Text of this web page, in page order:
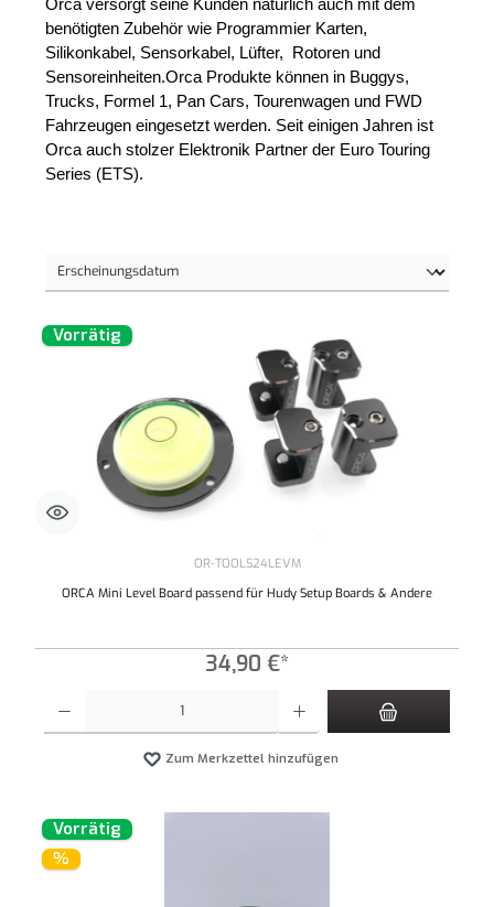
Orca versorgt seine Kunden natürlich auch mit dem
benötigten Zubehör wie Programmier Karten,
Silikonkabel, Sensorkabel, Lüfter,  Rotoren und
Sensoreinheiten.Orca Produkte können in Buggys,
Trucks, Formel 1, Pan Cars, Tourenwagen und FWD
Fahrzeugen eingesetzt werden. Seit einigen Jahren ist
Orca auch stolzer Elektronik Partner der Euro Touring
Series (ETS).
Vorrätig
OR-TOOLS24LEVM
ORCA Mini Level Board passend für Hudy Setup Boards & Andere
34,90 €*
Zum Merkzettel hinzufügen
Vorrätig
%